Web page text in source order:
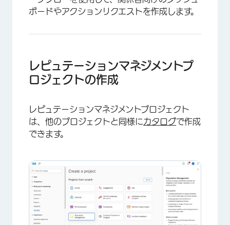
ボードやアクションリクエストを作成します。
レピュテーションマネジメントプ
ロジェクトの作成
レピュテーションマネジメントプロジェクト
は、他のプロジェクトと同様にカタログで作成
できます。